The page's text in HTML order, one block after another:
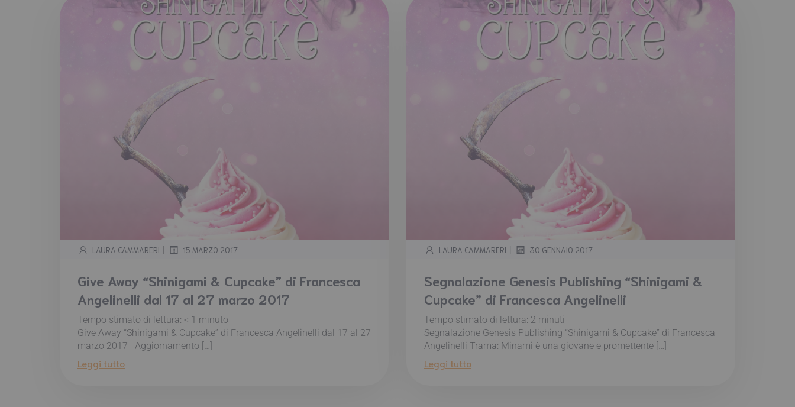
LAURA CAMMARERI | 15 MARZO 2017
Give Away “Shinigami & Cupcake” di Francesca
Angelinelli dal 17 al 27 marzo 2017
Tempo stimato di lettura: < 1 minuto
Give Away “Shinigami & Cupcake” di Francesca Angelinelli dal 17 al 27
marzo 2017 Aggiornamento […]
Leggi tutto
LAURA CAMMARERI | 30 GENNAIO 2017
Segnalazione Genesis Publishing “Shinigami &
Cupcake” di Francesca Angelinelli
Tempo stimato di lettura: 2 minuti
Segnalazione Genesis Publishing “Shinigami & Cupcake” di Francesca
Angelinelli Trama: Minami è una giovane e promettente […]
Leggi tutto